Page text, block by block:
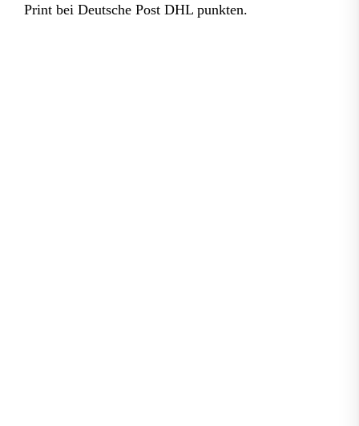
Print bei Deutsche Post DHL punkten.